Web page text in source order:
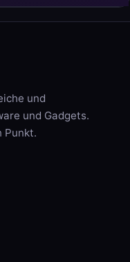
und
und Gadgets.
Punkt.